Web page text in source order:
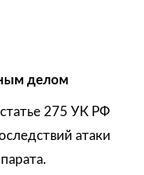
делом
275 УК РФ
атаки